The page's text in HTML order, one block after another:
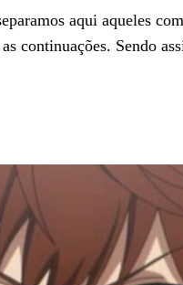
aqui aqueles
continuações. Sendo